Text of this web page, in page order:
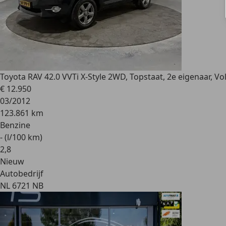
Toyota RAV 42.0 VVTi X-Style 2WD, Topstaat, 2e eigenaar,
€ 12.950
03/2012
123.861 km
Benzine
- (l/100 km)
2,8
Nieuw
Autobedrijf
NL 6721 NB